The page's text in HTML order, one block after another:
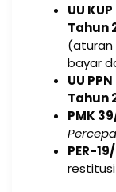
UU
Tahun
(aturan
bayar
UU
Tahun
PMK
PER-
restitusi